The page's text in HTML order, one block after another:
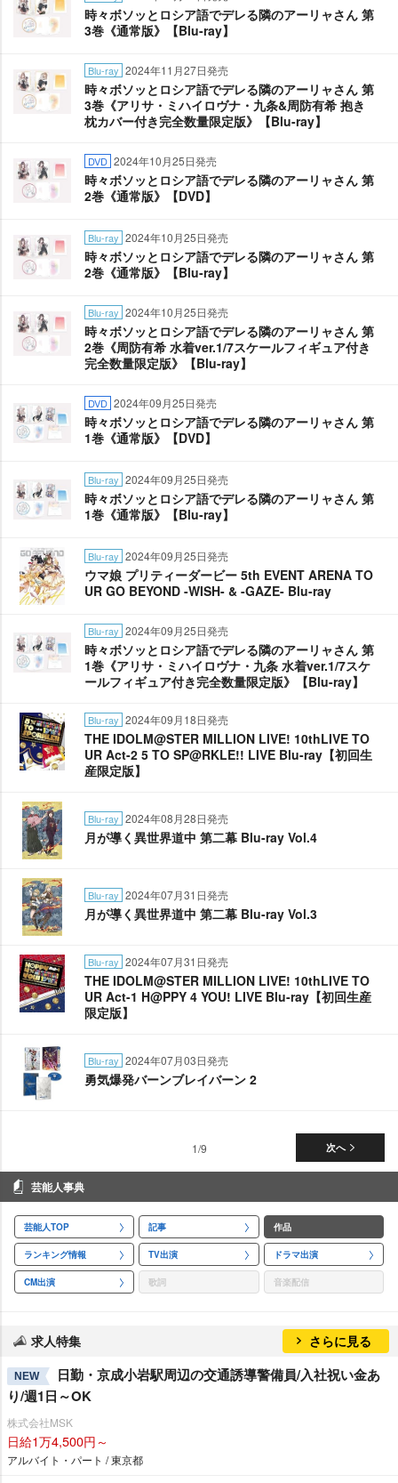
時々ボソッとロシア語でデレる隣のアーリャさん 第
3巻《通常版》【Blu-ray】
Blu-ray 2024年11月27日発売
時々ボソッとロシア語でデレる隣のアーリャさん 第
3巻《アリサ・ミハイロヴナ・九条&周防有希 抱き
枕カバー付き完全数量限定版》【Blu-ray】
DVD 2024年10月25日発売
時々ボソッとロシア語でデレる隣のアーリャさん 第
2巻《通常版》【DVD】
Blu-ray 2024年10月25日発売
時々ボソッとロシア語でデレる隣のアーリャさん 第
2巻《通常版》【Blu-ray】
Blu-ray 2024年10月25日発売
時々ボソッとロシア語でデレる隣のアーリャさん 第
2巻《周防有希 水着ver.1/7スケールフィギュア付き
完全数量限定版》【Blu-ray】
DVD 2024年09月25日発売
時々ボソッとロシア語でデレる隣のアーリャさん 第
1巻《通常版》【DVD】
Blu-ray 2024年09月25日発売
時々ボソッとロシア語でデレる隣のアーリャさん 第
1巻《通常版》【Blu-ray】
Blu-ray 2024年09月25日発売
ウマ娘 プリティーダービー 5th EVENT ARENA TO
UR GO BEYOND -WISH- & -GAZE- Blu-ray
Blu-ray 2024年09月25日発売
時々ボソッとロシア語でデレる隣のアーリャさん 第
1巻《アリサ・ミハイロヴナ・九条 水着ver.1/7スケ
ールフィギュア付き完全数量限定版》【Blu-ray】
Blu-ray 2024年09月18日発売
THE IDOLM@STER MILLION LIVE! 10thLIVE TO
UR Act-2 5 TO SP@RKLE!! LIVE Blu-ray【初回生
産限定版】
Blu-ray 2024年08月28日発売
月が導く異世界道中 第二幕 Blu-ray Vol.4
Blu-ray 2024年07月31日発売
月が導く異世界道中 第二幕 Blu-ray Vol.3
Blu-ray 2024年07月31日発売
THE IDOLM@STER MILLION LIVE! 10thLIVE TO
UR Act-1 H@PPY 4 YOU! LIVE Blu-ray【初回生産
限定版】
Blu-ray 2024年07月03日発売
勇気爆発バーンブレイバーン 2
次へ
1/9
芸能人事典
芸能人TOP 記事 作品
ランキング情報 TV出演 ドラマ出演
CM出演 歌詞 音楽配信
求人特集 さらに見る
NEW
日勤・京成小岩駅周辺の交通誘導警備員/入社祝い金あ
り/週1日～OK
株式会社MSK
日給1万4,500円～
アルバイト・パート / 東京都